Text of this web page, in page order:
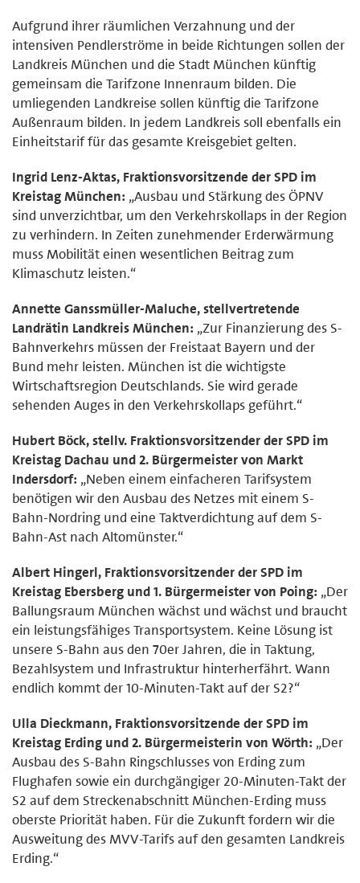
Aufgrund ihrer räumlichen Verzahnung und der
intensiven Pendlerströme in beide Richtungen sollen der
Landkreis München und die Stadt München künftig
gemeinsam die Tarifzone Innenraum bilden. Die
umliegenden Landkreise sollen künftig die Tarifzone
Außenraum bilden. In jedem Landkreis soll ebenfalls ein
Einheitstarif für das gesamte Kreisgebiet gelten.
Ingrid Lenz-Aktas, Fraktionsvorsitzende der SPD im
Kreistag München: „Ausbau und Stärkung des ÖPNV
sind unverzichtbar, um den Verkehrskollaps in der Region
zu verhindern. In Zeiten zunehmender Erderwärmung
muss Mobilität einen wesentlichen Beitrag zum
Klimaschutz leisten.“
Annette Ganssmüller-Maluche, stellvertretende
Landrätin Landkreis München: „Zur Finanzierung des S-
Bahnverkehrs müssen der Freistaat Bayern und der
Bund mehr leisten. München ist die wichtigste
Wirtschaftsregion Deutschlands. Sie wird gerade
sehenden Auges in den Verkehrskollaps geführt.“
Hubert Böck, stellv. Fraktionsvorsitzender der SPD im
Kreistag Dachau und 2. Bürgermeister von Markt
Indersdorf: „Neben einem einfacheren Tarifsystem
benötigen wir den Ausbau des Netzes mit einem S-
Bahn-Nordring und eine Taktverdichtung auf dem S-
Bahn-Ast nach Altomünster.“
Albert Hingerl, Fraktionsvorsitzender der SPD im
Kreistag Ebersberg und 1. Bürgermeister von Poing: „Der
Ballungsraum München wächst und wächst und braucht
ein leistungsfähiges Transportsystem. Keine Lösung ist
unsere S-Bahn aus den 70er Jahren, die in Taktung,
Bezahlsystem und Infrastruktur hinterherfährt. Wann
endlich kommt der 10-Minuten-Takt auf der S2?“
Ulla Dieckmann, Fraktionsvorsitzende der SPD im
Kreistag Erding und 2. Bürgermeisterin von Wörth: „Der
Ausbau des S-Bahn Ringschlusses von Erding zum
Flughafen sowie ein durchgängiger 20-Minuten-Takt der
S2 auf dem Streckenabschnitt München-Erding muss
oberste Priorität haben. Für die Zukunft fordern wir die
Ausweitung des MVV-Tarifs auf den gesamten Landkreis
Erding.“